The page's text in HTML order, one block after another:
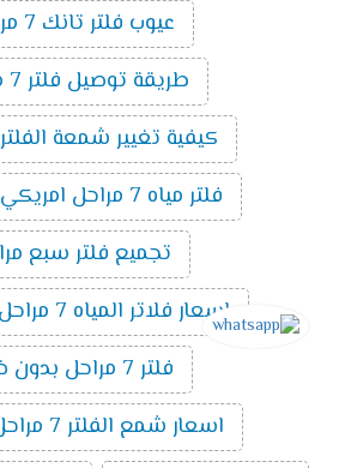
عيوب فلتر تانك 7 مراحل
طريقة توصيل فلتر 7 مراحل
كيفية تغيير شمعة الفلتر 7 مراحل
فلتر مياه 7 مراحل امريكي tornado
تجميع فلتر سبع
اسعار فلاتر المياه 7 مراحل اكوا جيت
فلتر 7 مراحل بدون خزان
اسعار شمع الفلتر 7 مراحل تايواني